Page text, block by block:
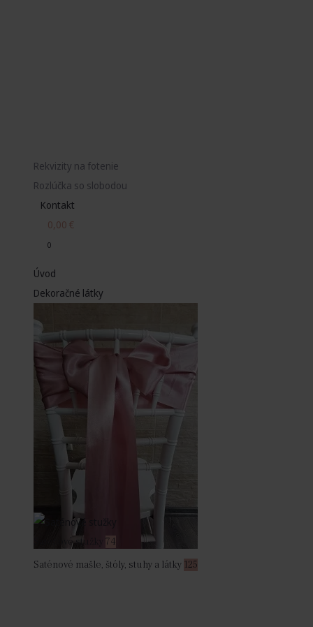
Rekvizity na fotenie
Rozlúčka so slobodou
Kontakt
0,00 €
0
Úvod
Dekoračné látky
Saténové mašle, štóly, stuhy a látky 125
Saténové stužky 74